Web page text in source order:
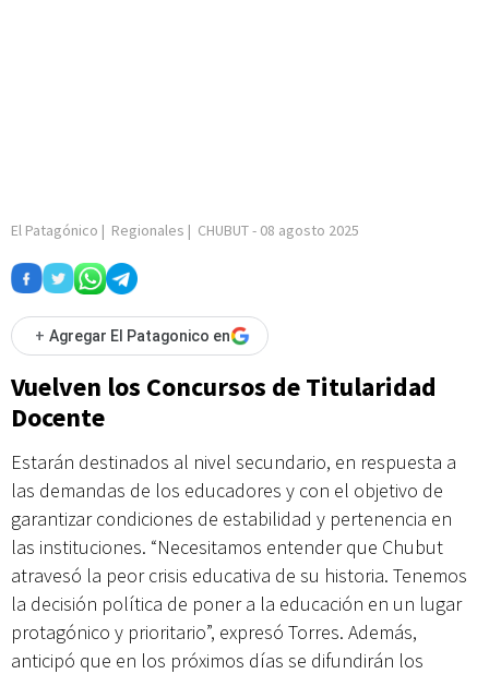
El Patagónico | Regionales | CHUBUT- 08 agosto 2025
+ Agregar El Patagonico en
Vuelven los Concursos de Titularidad
Docente
Estarán destinados al nivel secundario, en respuesta a
las demandas de los educadores y con el objetivo de
garantizar condiciones de estabilidad y pertenencia en
las instituciones. “Necesitamos entender que Chubut
atravesó la peor crisis educativa de su historia. Tenemos
la decisión política de poner a la educación en un lugar
protagónico y prioritario”, expresó Torres. Además,
anticipó que en los próximos días se difundirán los